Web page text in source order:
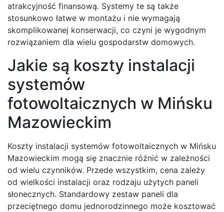
atrakcyjność finansową. Systemy te są także
stosunkowo łatwe w montażu i nie wymagają
skomplikowanej konserwacji, co czyni je wygodnym
rozwiązaniem dla wielu gospodarstw domowych.
Jakie są koszty instalacji
systemów
fotowoltaicznych w Mińsku
Mazowieckim
Koszty instalacji systemów fotowoltaicznych w Mińsku
Mazowieckim mogą się znacznie różnić w zależności
od wielu czynników. Przede wszystkim, cena zależy
od wielkości instalacji oraz rodzaju użytych paneli
słonecznych. Standardowy zestaw paneli dla
przeciętnego domu jednorodzinnego może kosztować